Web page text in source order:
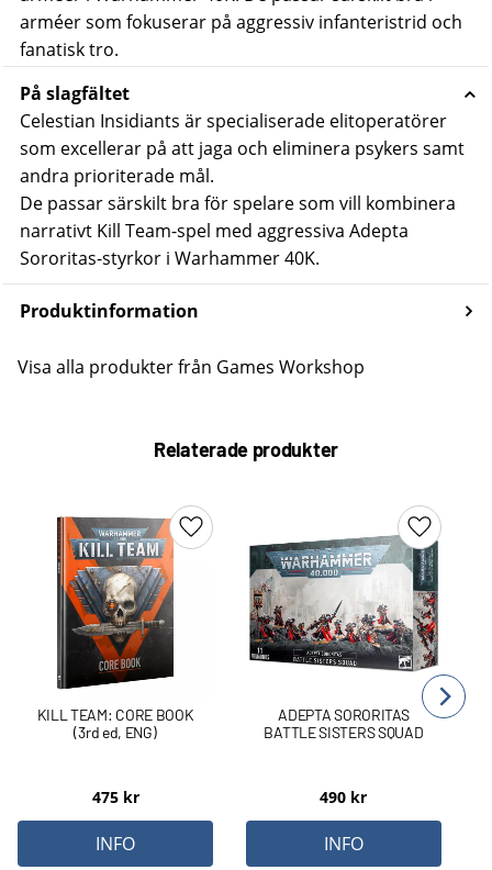
arméer som fokuserar på aggressiv infanteristrid och
fanatisk tro.
På slagfältet
Celestian Insidiants är specialiserade elitoperatörer
som excellerar på att jaga och eliminera psykers samt
andra prioriterade mål.
De passar särskilt bra för spelare som vill kombinera
narrativt Kill Team-spel med aggressiva Adepta
Sororitas-styrkor i Warhammer 40K.
Produktinformation
Visa alla produkter från Games Workshop
Relaterade produkter
KILL TEAM: CORE BOOK
(3rd ed, ENG)
475kr
Lägg till i favoriter
INFO
ADEPTA SORORITAS
BATTLE SISTERS SQUAD
490 kr
Lägg till
INFO